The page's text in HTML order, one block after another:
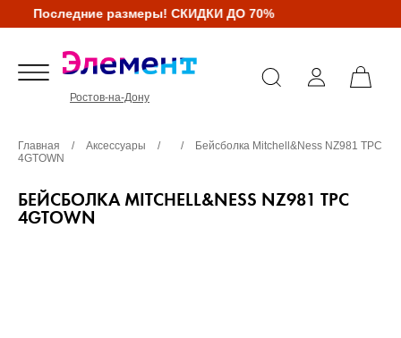
Последние размеры! СКИДКИ ДО 70%
Ростов-на-Дону
Главная / Аксессуары / /
Бейсболка Mitchell&Ness NZ981 TPC
4GTOWN
БЕЙСБОЛКА MITCHELL&NESS NZ981 TPC
4GTOWN